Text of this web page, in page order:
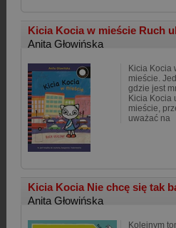
Kicia Kocia w mieście Ruch
Anita Głowińska
Kicia Kocia
mieście.
gdzie jest
Kicia Kocia
mieście,
uważać na
Kicia Kocia Nie chcę się tak
Anita Głowińska
Kolejnym